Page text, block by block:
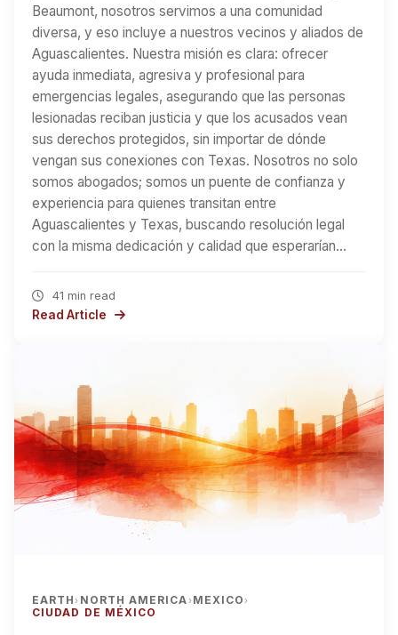
Beaumont, nosotros servimos a una comunidad
diversa, y eso incluye a nuestros vecinos y aliados de
Aguascalientes. Nuestra misión es clara: ofrecer
ayuda inmediata, agresiva y profesional para
emergencias legales, asegurando que las personas
lesionadas reciban justicia y que los acusados vean
sus derechos protegidos, sin importar de dónde
vengan sus conexiones con Texas. Nosotros no solo
somos abogados; somos un puente de confianza y
experiencia para quienes transitan entre
Aguascalientes y Texas, buscando resolución legal
con la misma dedicación y calidad que esperarían…
41 min read
Read Article
EARTH› NORTH AMERICA› MEXICO›
CIUDAD DE MÉXICO